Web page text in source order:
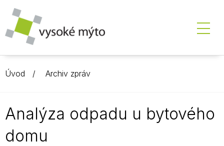
Úvod Archiv zpráv
Analýza odpadu u bytového
domu